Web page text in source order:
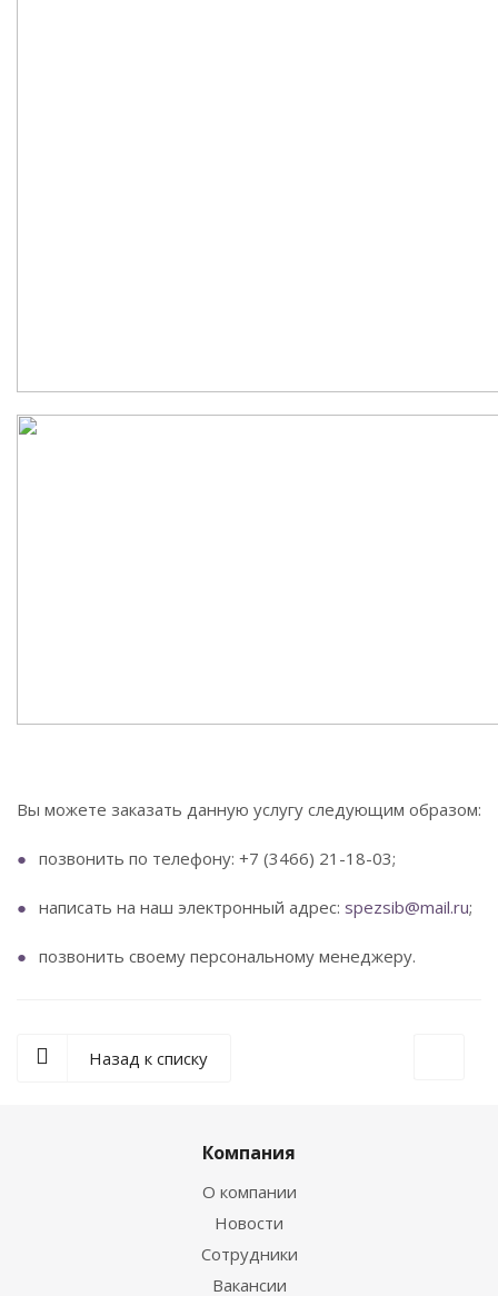
Вы можете заказать данную услугу следующим образом:
позвонить по телефону: +7 (3466) 21-18-03;
написать на наш электронный адрес: spezsib@mail.ru;
позвонить своему персональному менеджеру.
Назад к списку
Компания
О компании
Новости
Сотрудники
Вакансии